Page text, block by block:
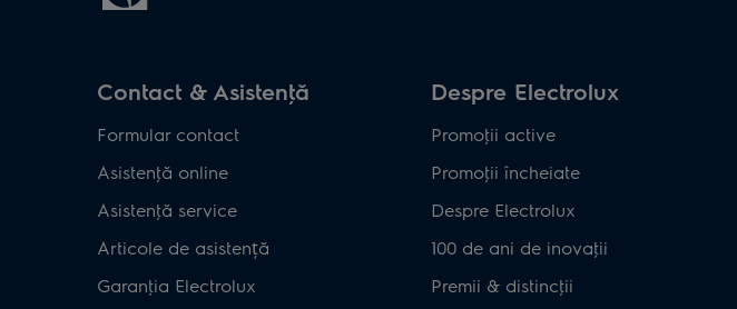
Contact & Asistenţă
Formular contact
Asistenţă online
Asistenţă service
Articole de asistență
Garanţia Electrolux
Despre Electrolux
Promoţii active
Promoţii încheiate
Despre Electrolux
100 de ani de inovaţii
Premii & distincţii